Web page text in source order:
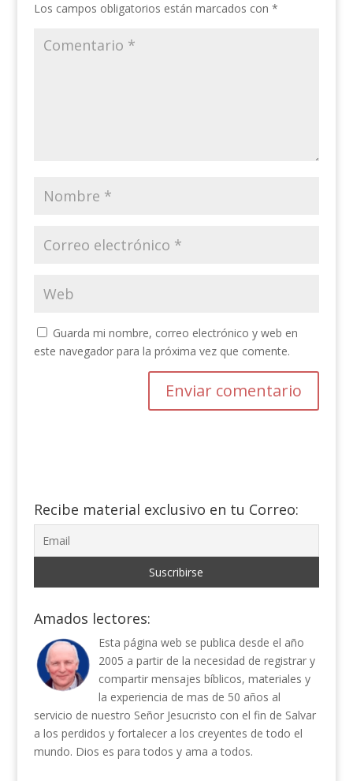
Los campos obligatorios están marcados con *
Guarda mi nombre, correo electrónico y web en
este navegador para la próxima vez que comente.
Recibe material exclusivo en tu Correo:
Amados lectores:
Esta página web se publica desde el año
2005 a partir de la necesidad de registrar y
compartir mensajes bíblicos, materiales y
la experiencia de mas de 50 años al
servicio de nuestro Señor Jesucristo con el fin de Salvar
a los perdidos y fortalecer a los creyentes de todo el
mundo. Dios es para todos y ama a todos.